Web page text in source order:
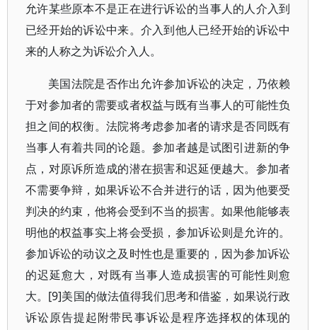
允许某些原本不是正在进行诉讼的当事人的人介入到
已经开始的诉讼中来。介入到他人已经开始的诉讼中
来的人称之为诉讼介入人。
美国法院是否作出允许参加诉讼的决定，乃依赖
于对参加者的需要或者权益与既有当事人的可能性负
担之间的权衡。法院将考虑参加者的请求是否同既有
当事人有着共同的论题。参加者越是试图引进新的争
点，对原诉所造成的潜在损害和迟延便越大。参加者
不需要争辩，如果诉讼不合并进行的话，因为他要受
判决的约束，他将会受到不当的损害。如果他能够表
明他的权益事实上将会受损，参加诉讼则是允许的。
参加诉讼的动议之及时性也是重要的，因为参加诉讼
的迟延愈大，对既有当事人造成损害的可能性则愈
大。[9]美国的做法值得我们思考和借鉴，如果说行政
诉讼原告提起附带民事诉讼是程序选择权的体现的